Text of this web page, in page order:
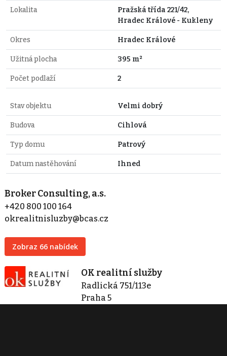
Lokalita
Pražská třída 221/42,
Hradec Králové - Kukleny
Okres Hradec Králové
Užitná plocha 395 m²
Počet podlaží 2
Stav objektu Velmi dobrý
Budova Cihlová
Typ domu Patrový
Datum nastěhování Ihned
Broker Consulting, a.s.
+420 800 100 164
okrealitnisluzby@bcas.cz
Zobraz 66 nabídek
OK realitní služby
Radlická 751/113e
Praha 5